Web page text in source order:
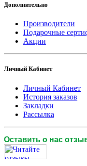
Дополнительно
Производители
Подарочные
Акции
Личный Кабинет
Личный Кабинет
История заказов
Закладки
Рассылка
Оставить о нас